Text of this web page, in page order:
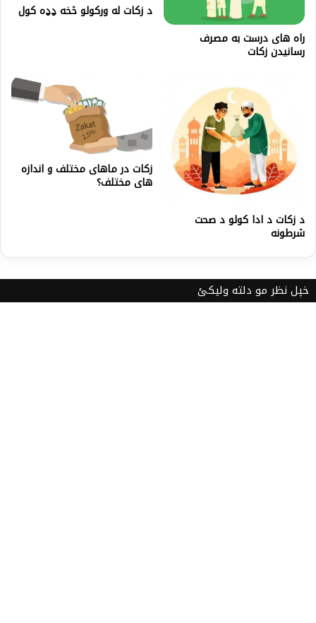
راه های درست به مصرف
رسانیدن زکات
د زكات له وركولو څخه ډډه كول
د زكات د ادا كولو د صحت
شرطونه
زکات در ماهای مختلف و اندازه
های مختلف؟
خپل نظر مو دلته ولیکئ